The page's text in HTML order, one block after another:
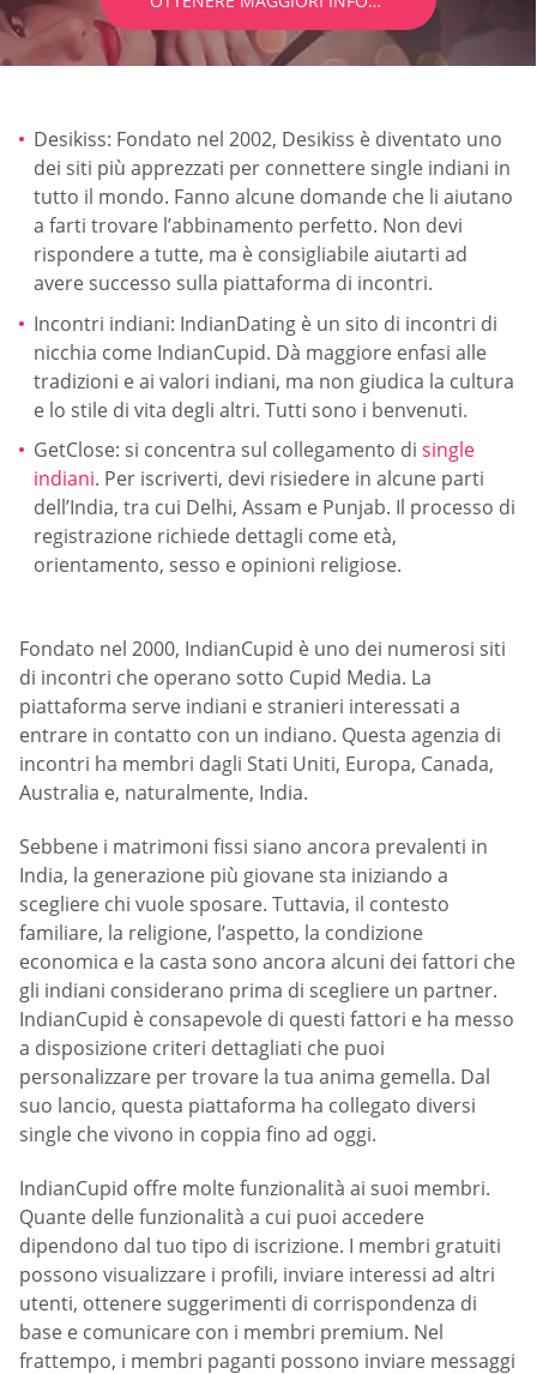
Desikiss: Fondato nel 2002, Desikiss è diventato uno
dei siti più apprezzati per connettere single indiani in
tutto il mondo. Fanno alcune domande che li aiutano
a farti trovare l’abbinamento perfetto. Non devi
rispondere a tutte, ma è consigliabile aiutarti ad
avere successo sulla piattaforma di incontri.
Incontri indiani: IndianDating è un sito di incontri di
nicchia come IndianCupid. Dà maggiore enfasi alle
tradizioni e ai valori indiani, ma non giudica la cultura
e lo stile di vita degli altri. Tutti sono i benvenuti.
GetClose: si concentra sul collegamento di single
indiani. Per iscriverti, devi risiedere in alcune parti
dell’India, tra cui Delhi, Assam e Punjab. Il processo di
registrazione richiede dettagli come età,
orientamento, sesso e opinioni religiose.
Fondato nel 2000, IndianCupid è uno dei numerosi siti
di incontri che operano sotto Cupid Media. La
piattaforma serve indiani e stranieri interessati a
entrare in contatto con un indiano. Questa agenzia di
incontri ha membri dagli Stati Uniti, Europa, Canada,
Australia e, naturalmente, India.
Sebbene i matrimoni fissi siano ancora prevalenti in
India, la generazione più giovane sta iniziando a
scegliere chi vuole sposare. Tuttavia, il contesto
familiare, la religione, l’aspetto, la condizione
economica e la casta sono ancora alcuni dei fattori che
gli indiani considerano prima di scegliere un partner.
IndianCupid è consapevole di questi fattori e ha messo
a disposizione criteri dettagliati che puoi
personalizzare per trovare la tua anima gemella. Dal
suo lancio, questa piattaforma ha collegato diversi
single che vivono in coppia fino ad oggi.
IndianCupid offre molte funzionalità ai suoi membri.
Quante delle funzionalità a cui puoi accedere
dipendono dal tuo tipo di iscrizione. I membri gratuiti
possono visualizzare i profili, inviare interessi ad altri
utenti, ottenere suggerimenti di corrispondenza di
base e comunicare con i membri premium. Nel
frattempo, i membri paganti possono inviare messaggi